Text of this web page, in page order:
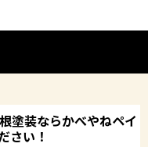
塗装ならかべやねペイ
さい！